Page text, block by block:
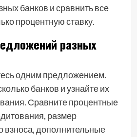
банков и сравнить все
процентную ставку.
разных
одним предложением.
банков и узнайте их
Сравните процентные
размер
взноса, дополнительные